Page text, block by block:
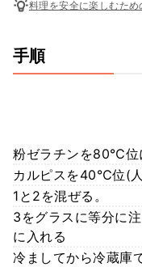
料理を安全に楽しむため
手順
粉ゼラチンを80℃位
カルピスを40℃位(人
1と2を混ぜる。
3をグラスに等分に
に入れる
冷ましてから冷蔵庫